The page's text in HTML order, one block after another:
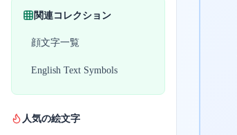
関連コレクション
顔文字一覧
English Text Symbols
人気の絵文字